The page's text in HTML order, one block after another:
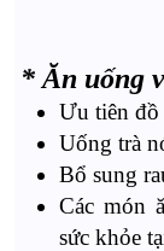
* Ăn uống
Ưu tiên đồ
Uống trà
Bổ sung
Các món
sức khỏe